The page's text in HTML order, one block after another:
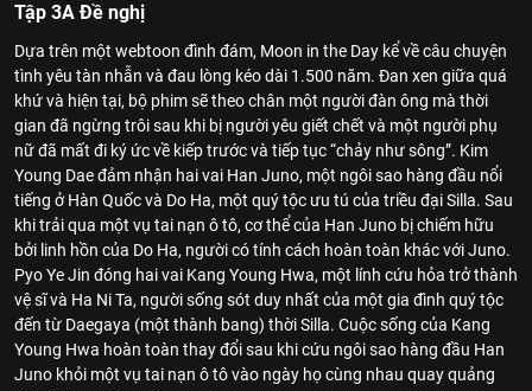
Tập 3A Đề nghị
Dựa trên một webtoon đình đám, Moon in the Day kể về câu chuyện
tình yêu tàn nhẫn và đau lòng kéo dài 1.500 năm. Đan xen giữa quá
khứ và hiện tại, bộ phim sẽ theo chân một người đàn ông mà thời
gian đã ngừng trôi sau khi bị người yêu giết chết và một người phụ
nữ đã mất đi ký ức về kiếp trước và tiếp tục “chảy như sông”. Kim
Young Dae đảm nhận hai vai Han Juno, một ngôi sao hàng đầu nổi
tiếng ở Hàn Quốc và Do Ha, một quý tộc ưu tú của triều đại Silla. Sau
khi trải qua một vụ tai nạn ô tô, cơ thể của Han Juno bị chiếm hữu
bởi linh hồn của Do Ha, người có tính cách hoàn toàn khác với Juno.
Pyo Ye Jin đóng hai vai Kang Young Hwa, một lính cứu hỏa trở thành
vệ sĩ và Ha Ni Ta, người sống sót duy nhất của một gia đình quý tộc
đến từ Daegaya (một thành bang) thời Silla. Cuộc sống của Kang
Young Hwa hoàn toàn thay đổi sau khi cứu ngôi sao hàng đầu Han
Juno khỏi một vụ tai nạn ô tô vào ngày họ cùng nhau quay quảng